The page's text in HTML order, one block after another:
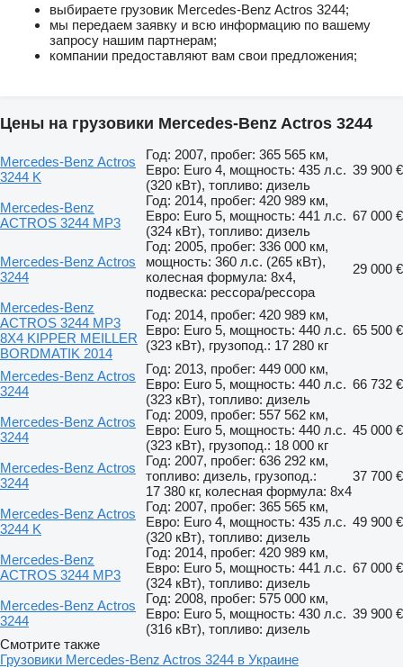
выбираете грузовик Mercedes-Benz Actros 3244;
мы передаем заявку и всю информацию по вашему
запросу нашим партнерам;
компании предоставляют вам свои предложения;
Цены на грузовики Mercedes-Benz Actros 3244
Mercedes-Benz Actros
3244 K
Год: 2007, пробег: 365 565 км,
Евро: Euro 4, мощность: 435 л.с.
(320 кВт), топливо: дизель
39 900 €
Mercedes-Benz
ACTROS 3244 MP3
Год: 2014, пробег: 420 989 км,
Евро: Euro 5, мощность: 441 л.с.
(324 кВт), топливо: дизель
67 000 €
Mercedes-Benz Actros
3244
Год: 2005, пробег: 336 000 км,
мощность: 360 л.с. (265 кВт),
колесная формула: 8x4,
подвеска: рессора/рессора
29 000 €
Mercedes-Benz
ACTROS 3244 MP3
8X4 KIPPER MEILLER
BORDMATIK 2014
Год: 2014, пробег: 420 989 км,
Евро: Euro 5, мощность: 440 л.с.
(323 кВт), грузопод.: 17 280 кг
65 500 €
Mercedes-Benz Actros
3244
Год: 2013, пробег: 449 000 км,
Евро: Euro 5, мощность: 440 л.с.
(323 кВт), топливо: дизель
66 732 €
Mercedes-Benz Actros
3244
Год: 2009, пробег: 557 562 км,
Евро: Euro 5, мощность: 440 л.с.
(323 кВт), грузопод.: 18 000 кг
45 000 €
Mercedes-Benz Actros
3244
Год: 2007, пробег: 636 292 км,
топливо: дизель, грузопод.:
17 380 кг, колесная формула: 8x4
37 700 €
Mercedes-Benz Actros
3244 K
Год: 2007, пробег: 365 565 км,
Евро: Euro 4, мощность: 435 л.с.
(320 кВт), топливо: дизель
49 900 €
Mercedes-Benz
ACTROS 3244 MP3
Год: 2014, пробег: 420 989 км,
Евро: Euro 5, мощность: 441 л.с.
(324 кВт), топливо: дизель
67 000 €
Mercedes-Benz Actros
3244
Год: 2008, пробег: 575 000 км,
Евро: Euro 5, мощность: 430 л.с.
(316 кВт), топливо: дизель
39 900 €
Смотрите также
Грузовики Mercedes-Benz Actros 3244 в Украине